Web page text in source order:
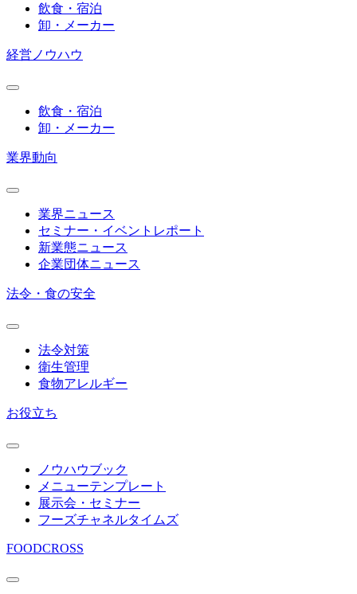
飲食・宿泊
卸・メーカー
経営ノウハウ
飲食・宿泊
卸・メーカー
業界動向
業界ニュース
セミナー・イベントレポート
新業態ニュース
企業団体ニュース
法令・食の安全
法令対策
衛生管理
食物アレルギー
お役立ち
ノウハウブック
メニューテンプレート
展示会・セミナー
フーズチャネルタイムズ
FOODCROSS